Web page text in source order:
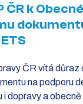
ČR k
ČR vítá důraz
na podporu
i dopravy a obecně